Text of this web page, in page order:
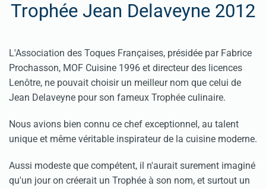
Trophée Jean Delaveyne 2012
L'Association des Toques Françaises, présidée par Fabrice
Prochasson, MOF Cuisine 1996 et directeur des licences
Lenôtre, ne pouvait choisir un meilleur nom que celui de
Jean Delaveyne pour son fameux Trophée culinaire.
Nous avions bien connu ce chef exceptionnel, au talent
unique et même véritable inspirateur de la cuisine moderne.
Aussi modeste que compétent, il n'aurait surement imaginé
qu'un jour on créerait un Trophée à son nom, et surtout un